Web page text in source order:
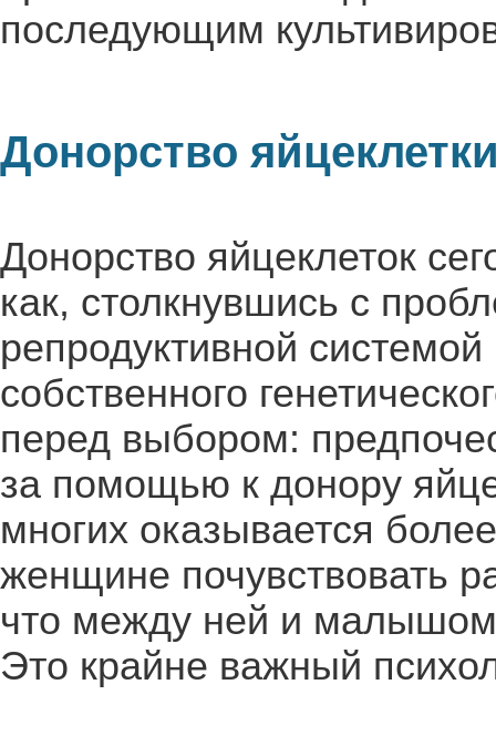
последующим
Донорство
Донорство яйцеклеток
как, столкнувшись с
репродуктивной
собственного
перед выбором:
за помощью к донору
многих оказывается
женщине почувствовать
что между ней и малышом
Это крайне важный